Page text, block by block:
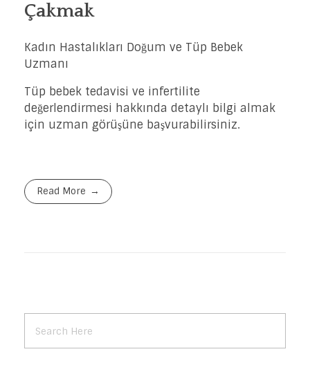
Çakmak
Kadın Hastalıkları Doğum ve Tüp Bebek
Uzmanı
Tüp bebek tedavisi ve infertilite
değerlendirmesi hakkında detaylı bilgi almak
için uzman görüşüne başvurabilirsiniz.
Read More